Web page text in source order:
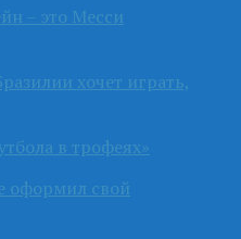
– это Месси
хочет играть,
в трофеях»
оформил свой